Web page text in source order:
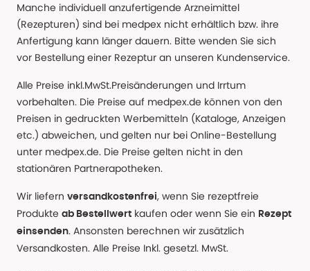
Manche individuell anzufertigende Arzneimittel
(Rezepturen) sind bei medpex nicht erhältlich bzw. ihre
Anfertigung kann länger dauern. Bitte wenden Sie sich
vor Bestellung einer Rezeptur an unseren Kundenservice.
Alle Preise inkl.MwSt.Preisänderungen und Irrtum
vorbehalten. Die Preise auf medpex.de können von den
Preisen in gedruckten Werbemitteln (Kataloge, Anzeigen
etc.) abweichen, und gelten nur bei Online-Bestellung
unter medpex.de. Die Preise gelten nicht in den
stationären Partnerapotheken.
Wir liefern versandkostenfrei, wenn Sie rezeptfreie
Produkte ab Bestellwert kaufen oder wenn Sie ein Rezept
einsenden. Ansonsten berechnen wir zusätzlich
Versandkosten. Alle Preise Inkl. gesetzl. MwSt.